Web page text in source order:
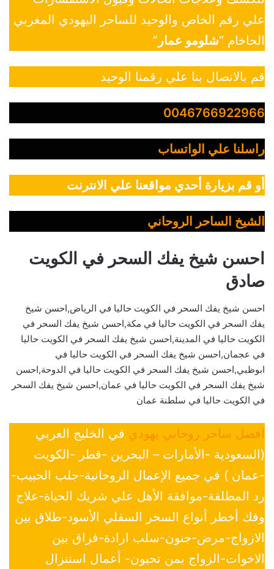
علي رقم الخاص والوحيد للساحر اليهودي المغربي
الحاخام “شلومو عمار ”
قم بالاتصال بنا علي رقمنا الوحيد
0046766922966
راسلنا علي الواتساب
أو قم بزيارة أحدي مواقعنا علي الانترنت
الشيخ الساحر الروحاني
احسن شيخ يفك السحر في الكويت
صادق
احسن شيخ يفك السحر في الكويت حاليا في الرياض,احسن شيخ
يفك السحر في الكويت حاليا في مكة,احسن شيخ يفك السحر في
الكويت حاليا في المدينة,احسن شيخ يفك السحر في الكويت حاليا
في عجمان,احسن شيخ يفك السحر في الكويت حاليا في
ابوظبي,احسن شيخ يفك السحر في الكويت حاليا في الدوحة,احسن
شيخ يفك السحر في الكويت حاليا في عمان,احسن شيخ يفك السحر
في الكويت حاليا في سلطنة عمان
افضل ساحر روحاني يهودي في الخليج العربي
(السعودية -الأمارات – البحرين -قطر -الكويت
-عمان ) في جميع الإعمال الروحانية-جلب الحبيب-
رد المطلقة-موافقة الأهل علي شريك الحياة-علاج
وفك أخطر أنواع السحر السفلي الأسود-طلاق بين
الازواج-مرض-جنون-سلب ارادة-فراق بين
الاخوات-الزواج بمن تحبون- أعمال استنزال